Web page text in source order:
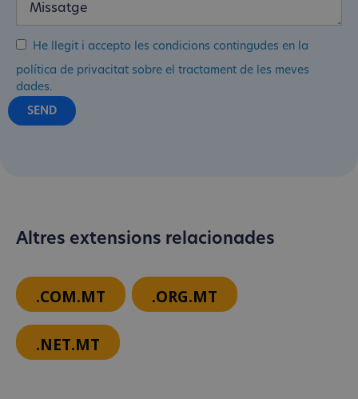
He llegit i accepto les condicions contingudes en la
política de privacitat sobre el tractament de les meves
dades.
Altres extensions relacionades
.COM.MT .ORG.MT
.NET.MT